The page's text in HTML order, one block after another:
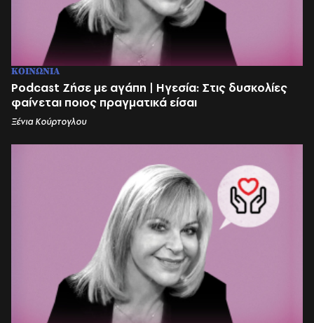
ΚΟΙΝΩΝΙΑ
Podcast Ζήσε με αγάπη | Ηγεσία: Στις δυσκολίες
φαίνεται ποιος πραγματικά είσαι
Ξένια Κούρτογλου